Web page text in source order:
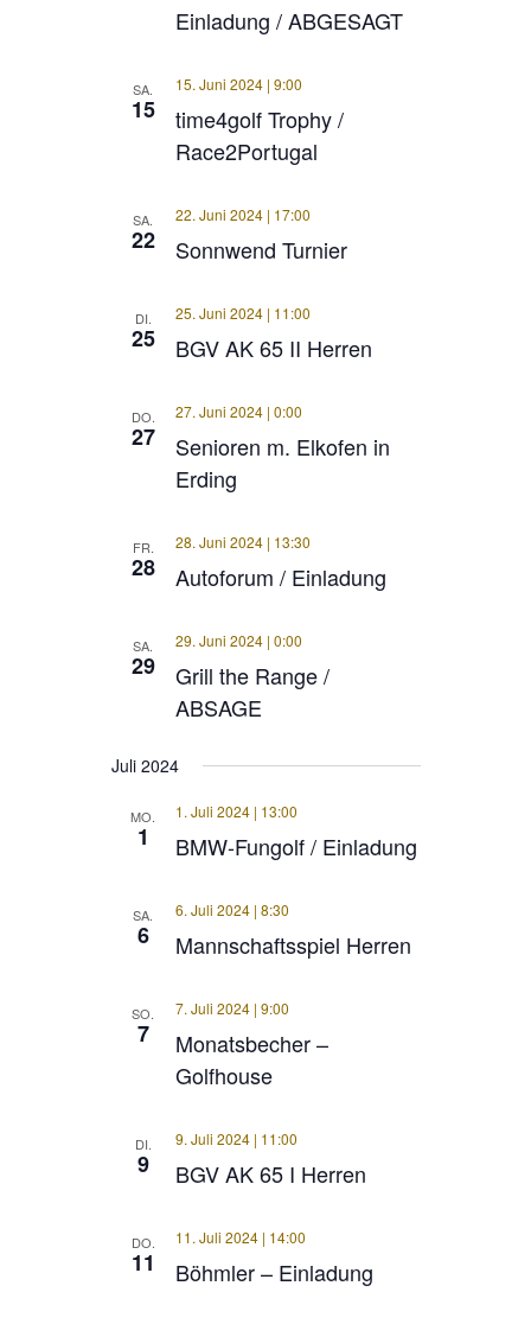
Einladung / ABGESAGT
SA.
15
time4golf Trophy /
Race2Portugal
15. Juni 2024 | 9:00
SA.
22 Sonnwend Turnier
22. Juni 2024 | 17:00
DI.
25 BGV AK 65 II Herren
25. Juni 2024 | 11:00
DO.
27
Senioren m. Elkofen in
Erding
27. Juni 2024 | 0:00
FR.
28 Autoforum / Einladung
28. Juni 2024 | 13:30
SA.
29
Grill the Range /
ABSAGE
29. Juni 2024 | 0:00
Juli 2024
MO.
1 BMW-Fungolf / Einladung
1. Juli 2024 | 13:00
SA.
6 Mannschaftsspiel Herren
6. Juli 2024 | 8:30
SO.
7
Monatsbecher –
Golfhouse
7. Juli 2024 | 9:00
DI.
9 BGV AK 65 I Herren
9. Juli 2024 | 11:00
DO.
11 Böhmler – Einladung
11. Juli 2024 | 14:00